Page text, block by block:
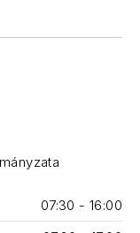
07:30 - 16:00